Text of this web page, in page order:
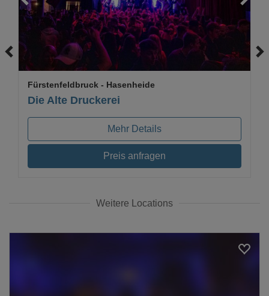
Die Alte Druckerei
Fürstenfeldbruck - Hasenheide
Mehr Details
Preis anfragen
Weitere Locations